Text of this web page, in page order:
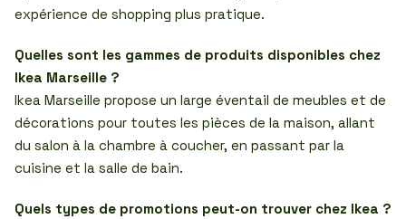
expérience de shopping plus pratique.
Quelles sont les gammes de produits disponibles chez
Ikea Marseille ?
Ikea Marseille propose un large éventail de meubles et de
décorations pour toutes les pièces de la maison, allant
du salon à la chambre à coucher, en passant par la
cuisine et la salle de bain.
Quels types de promotions peut-on trouver chez Ikea ?